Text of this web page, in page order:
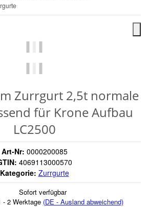
Zurrgurt 2,5t normale
für Krone Aufbau
LC2500
Art-Nr: 0000200085
4069113000570
Kategorie: Zurrgurte
Sofort verfügbar
- 2 Werktage (DE - Ausland abweichend)